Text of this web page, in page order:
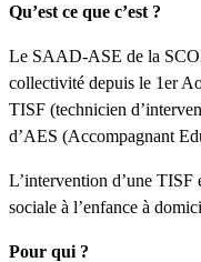
Qu’est ce que c’est ?
Le SAAD-ASE de la
collectivité depuis le 1er
TISF (technicien
d’AES (Accompagnant
L’intervention d’une TISF
sociale à l’enfance à
Pour qui ?